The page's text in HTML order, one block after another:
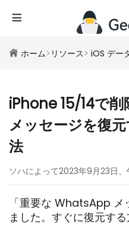
ホーム> リソース > iOS デー
iPhone 15/14で
メッセージを復
法
ソハによって2023年9月23日
「重要な WhatsApp メ
ました。すぐに復元す